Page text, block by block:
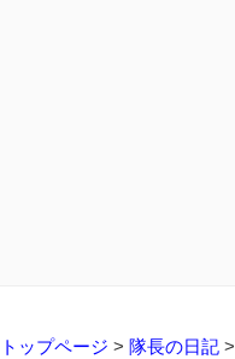
トップページ > 隊長の日記 >